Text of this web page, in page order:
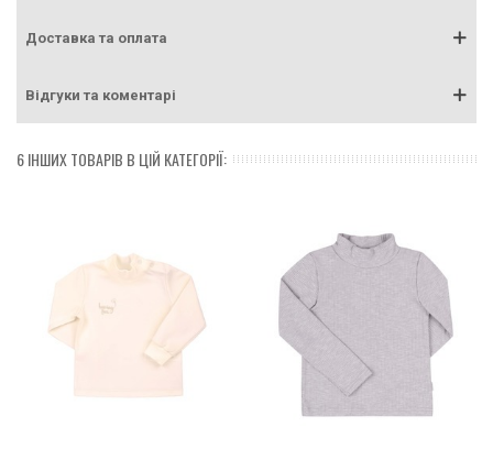
Доставка та оплата
Відгуки та коментарі
6 ІНШИХ ТОВАРІВ В ЦІЙ КАТЕГОРІЇ: